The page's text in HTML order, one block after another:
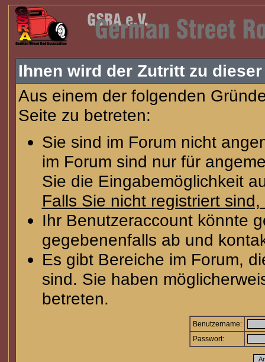
Ihnen wird der Zutritt zu
Aus einem der folgenden
Seite zu betreten:
Sie sind im Forum nicht
im Forum sind nur für
Sie die Eingabemöglichkeit
Falls Sie nicht registriert
Ihr Benutzeraccount könnte
gegebenenfalls ab und
Es gibt Bereiche im Forum,
sind. Sie haben
betreten.
Benutzername:
Passwort: